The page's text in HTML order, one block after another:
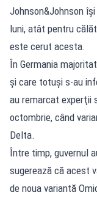
Johnson&Johnson
luni, atât pentru
este cerut acesta.
În Germania
şi care totuşi s-au
au remarcat experţii
octombrie, când
Delta.
Între timp, guvernul
sugerează că acest
de noua variantă